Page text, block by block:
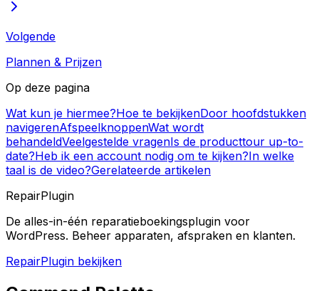
Volgende
Plannen & Prijzen
Op deze pagina
Wat kun je hiermee?Hoe te bekijkenDoor hoofdstukken
navigerenAfspeelknoppenWat wordt
behandeldVeelgestelde vragenIs de producttour up-to-
date?Heb ik een account nodig om te kijken?In welke
taal is de video?Gerelateerde artikelen
RepairPlugin
De alles-in-één reparatieboekingsplugin voor
WordPress. Beheer apparaten, afspraken en klanten.
RepairPlugin bekijken